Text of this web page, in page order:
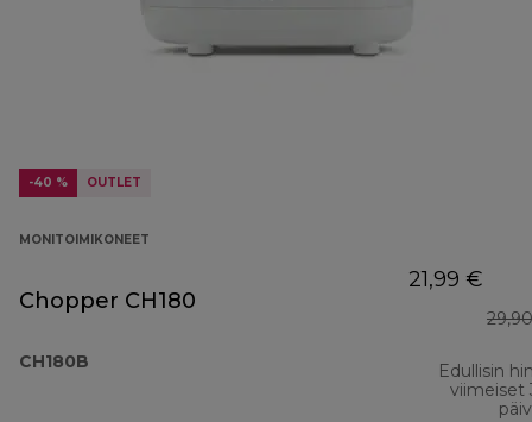
-40 % OUTLET
MONITOIMIKONEET
Chopper CH180
CH180B
21,99 €
Edullisin
viimeiset